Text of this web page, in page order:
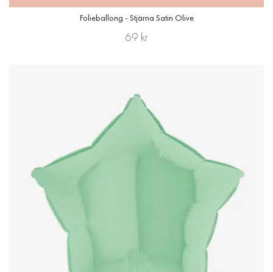
Folieballong - Stjärna Satin Olive
69 kr